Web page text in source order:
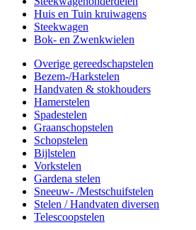
Huis en Tuin kruiwagens
Steekwagen
Bok- en Zwenkwielen
Overige gereedschapstelen
Bezem-/Harkstelen
Handvaten & stokhouders
Hamerstelen
Spadestelen
Graanschopstelen
Schopstelen
Bijlstelen
Vorkstelen
Gardena stelen
Sneeuw- /Mestschuifstelen
Stelen / Handvaten diversen
Telescoopstelen